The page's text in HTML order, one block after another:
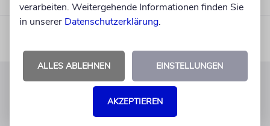
KUNDENSERVICE
verarbeiten. Weitergehende Informationen finden Sie
in unserer Datenschutzerklärung.
ALLES ABLEHNEN EINSTELLUNGEN
AKZEPTIEREN